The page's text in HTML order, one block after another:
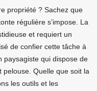
propriété ? Sachez que
régulière s’impose. La
et requiert un
de confier cette tâche à
paysagiste qui dispose de
Quelle que soit la
les outils et les